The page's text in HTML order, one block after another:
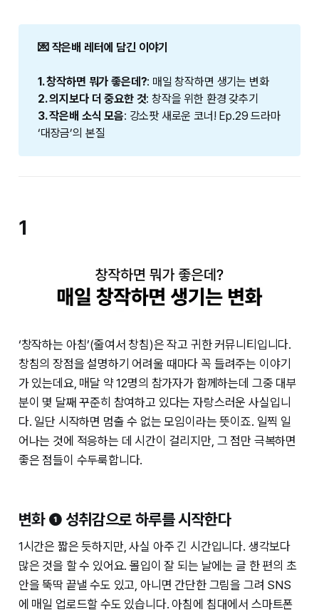
💌 작은배 레터에 담긴 이야기
1. 창작하면 뭐가 좋은데?: 매일 창작하면 생기는 변화
2. 의지보다 더 중요한 것: 창작을 위한 환경 갖추기
3. 작은배 소식 모음: 강소팟 새로운 코너! Ep.29 드라마
‘대장금’의 본질
1
‘창작하는 아침’(줄여서 창침)은 작고 귀한 커뮤니티입니다.
창침의 장점을 설명하기 어려울 때마다 꼭 들려주는 이야기
가 있는데요, 매달 약 12명의 참가자가 함께하는데 그중 대부
분이 몇 달째 꾸준히 참여하고 있다는 자랑스러운 사실입니
다. 일단 시작하면 멈출 수 없는 모임이라는 뜻이죠. 일찍 일
어나는 것에 적응하는 데 시간이 걸리지만, 그 점만 극복하면
좋은 점들이 수두룩합니다.
변화 ❶ 성취감으로 하루를 시작한다
1시간은 짧은 듯하지만, 사실 아주 긴 시간입니다. 생각보다
많은 것을 할 수 있어요. 몰입이 잘 되는 날에는 글 한 편의 초
안을 뚝딱 끝낼 수도 있고, 아니면 간단한 그림을 그려 SNS
에 매일 업로드할 수도 있습니다. 아침에 침대에서 스마트폰